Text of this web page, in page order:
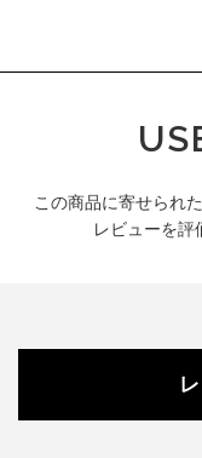
この商品に寄せられ
レビューを評